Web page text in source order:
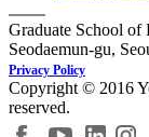
Graduate School of
Seodaemun-gu,
Privacy Policy
Copyright © 2016
reserved.